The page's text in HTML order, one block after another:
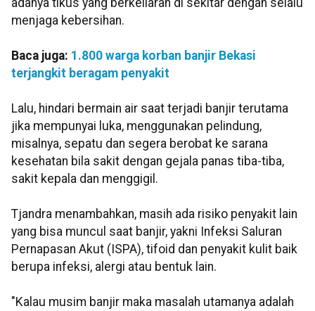
menjaga kebersihan.
Baca juga: 1.800 warga korban banjir Bekasi
terjangkit beragam penyakit
Lalu, hindari bermain air saat terjadi banjir terutama
jika mempunyai luka, menggunakan pelindung,
misalnya, sepatu dan segera berobat ke sarana
kesehatan bila sakit dengan gejala panas tiba-tiba,
sakit kepala dan menggigil.
Tjandra menambahkan, masih ada risiko penyakit lain
yang bisa muncul saat banjir, yakni Infeksi Saluran
Pernapasan Akut (ISPA), tifoid dan penyakit kulit baik
berupa infeksi, alergi atau bentuk lain.
"Kalau musim banjir maka masalah utamanya adalah